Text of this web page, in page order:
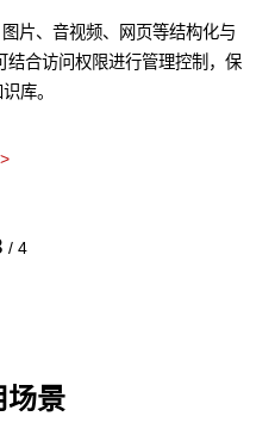
片、音视频、网页等结构化与
合访问权限进行管理控制，保
库。
/ 4
场景